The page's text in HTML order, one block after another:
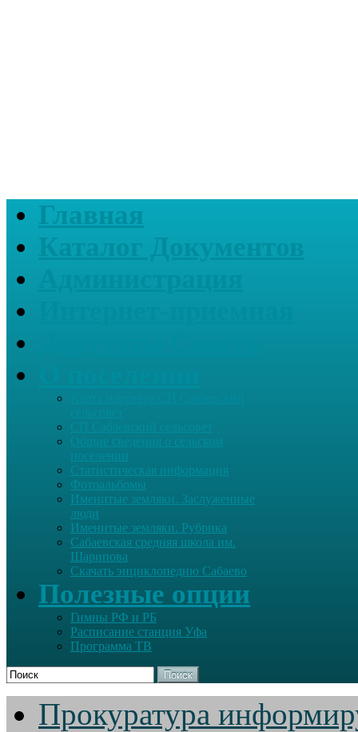
Главная
Общие сведения о сельском
поселении
Статистическая информация
Фотоальбомы
Именитые земляки. Заслуженные
люди
Именитые земляки. Рубрика
Сабаевская средняя школа им.
Шарипова
Скачать энциклопедию Сабаево
Полезные опции
Гимны РФ и РБ
Расписание станция Уфа
Программа ТВ
Поиск
Прокуратура